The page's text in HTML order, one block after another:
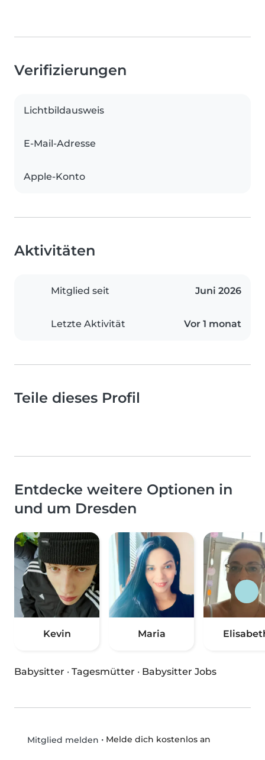
Verifizierungen
Lichtbildausweis
E-Mail-Adresse
Apple-Konto
Aktivitäten
Mitglied seit Juni 2026
Letzte Aktivität Vor 1 monat
Teile dieses Profil
Entdecke weitere Optionen in
und um Dresden
Kevin Maria
Babysitter · Tagesmütter · Babysitter Jobs
Mitglied melden • Melde dich kostenlos an